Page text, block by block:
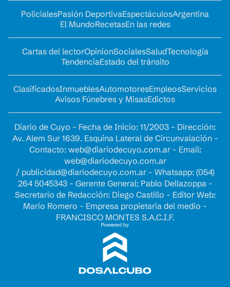
PolicialesPasión DeportivaEspectáculosArgentina
El MundoRecetasEn las redes
Cartas del lectorOpinionSocialesSaludTecnología
TendenciaEstado del tránsito
ClasificadosInmueblesAutomotoresEmpleosServicios
Avisos Fúnebres y MisasEdictos
Diario de Cuyo - Fecha de Inicio: 11/2003 - Dirección:
Av. Alem Sur 1639. Esquina Lateral de Circunvalación -
Contacto: web@diariodecuyo.com.ar- Email:
web@diariodecuyo.com.ar
/ publicidad@diariodecuyo.com.ar- Whatsapp: (054)
264 5045343 - Gerente General: Pablo Dellazoppa -
Secretario de Redacción: Diego Castillo - Editor Web:
Mario Romero - Empresa propietaria del medio -
FRANCISCO MONTES S.A.C.I.F.